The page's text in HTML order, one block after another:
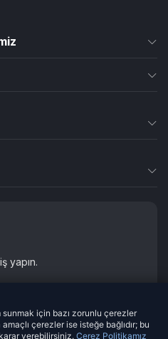
yapın.
için bazı zorunlu çerezler
çerezler ise isteğe bağlıdır; bu
verebilirsiniz. Çerez Politikamız